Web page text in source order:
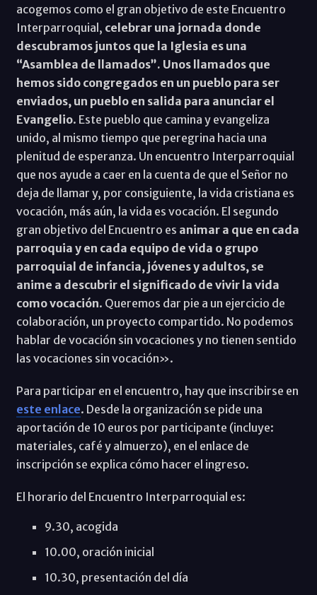
acogemos como el gran objetivo de este Encuentro
Interparroquial, celebrar una jornada donde
descubramos juntos que la Iglesia es una
“Asamblea de llamados”. Unos llamados que
hemos sido congregados en un pueblo para ser
enviados, un pueblo en salida para anunciar el
Evangelio. Este pueblo que camina y evangeliza
unido, al mismo tiempo que peregrina hacia una
plenitud de esperanza. Un encuentro Interparroquial
que nos ayude a caer en la cuenta de que el Señor no
deja de llamar y, por consiguiente, la vida cristiana es
vocación, más aún, la vida es vocación. El segundo
gran objetivo del Encuentro es animar a que en cada
parroquia y en cada equipo de vida o grupo
parroquial de infancia, jóvenes y adultos, se
anime a descubrir el significado de vivir la vida
como vocación. Queremos dar pie a un ejercicio de
colaboración, un proyecto compartido. No podemos
hablar de vocación sin vocaciones y no tienen sentido
las vocaciones sin vocación».
Para participar en el encuentro, hay que inscribirse en
este enlace. Desde la organización se pide una
aportación de 10 euros por participante (incluye:
materiales, café y almuerzo), en el enlace de
inscripción se explica cómo hacer el ingreso.
El horario del Encuentro Interparroquial es:
9.30, acogida
10.00, oración inicial
10.30, presentación del día